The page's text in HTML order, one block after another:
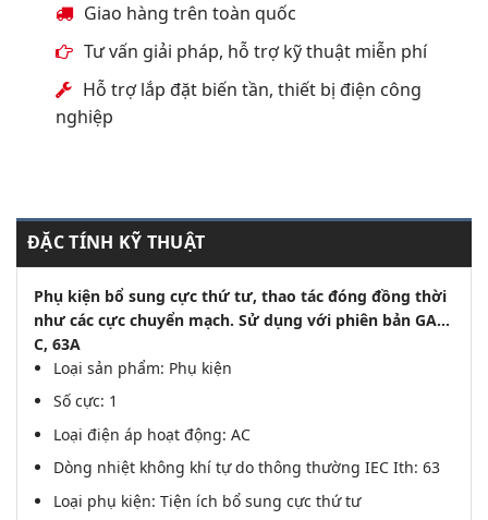
Giao hàng trên toàn quốc
Tư vấn giải pháp, hỗ trợ kỹ thuật miễn phí
Hỗ trợ lắp đặt biến tần, thiết bị điện công
nghiệp
ĐẶC TÍNH KỸ THUẬT
Phụ kiện bổ sung cực thứ tư, thao tác đóng đồng thời
như các cực chuyển mạch. Sử dụng với phiên bản GA…
C, 63A
Loại sản phẩm: Phụ kiện
Số cực: 1
Loại điện áp hoạt động: AC
Dòng nhiệt không khí tự do thông thường IEC Ith: 63
Loại phụ kiện: Tiện ích bổ sung cực thứ tư